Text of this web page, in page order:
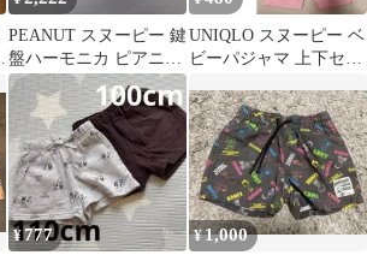
PEANUT スヌーピー 鍵
盤ハーモニカ ピアニカ
メロディオン キルトバ
ッグ
UNIQLO スヌーピー ベ
ビーパジャマ 上下セッ
¥777 ¥1,000